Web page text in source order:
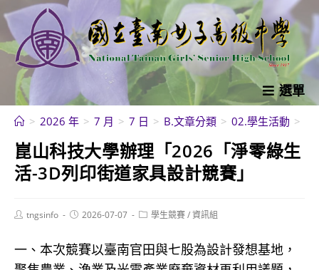
跳
轉
至
內
選單
> 2026 年 > 7 月 > 7 日 > B.文章分類 > 02.學生活動 >
崑山科技大學辦理「2026「淨零綠生
活-3D列印街道家具設計競賽」
Posttngsinfo
Post2026-07-07
Post學生競賽/資訊組
一、本次競賽以臺南官田與七股為設計發想基地，